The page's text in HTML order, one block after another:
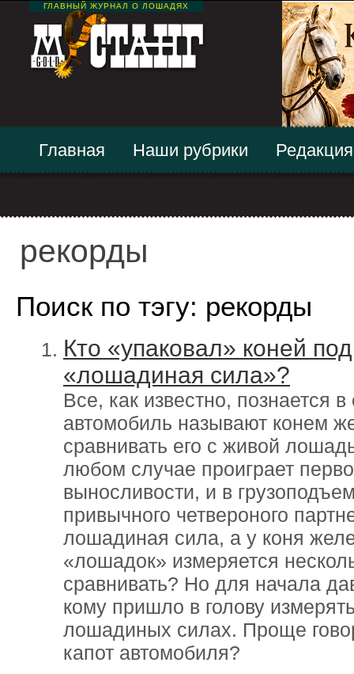
ГЛАВНЫЙ ЖУРНАЛ О ЛОШАДЯХ
Главная Наши рубрики Редакция
рекорды
Поиск по тэгу: рекорды
Кто «упаковал» коней
«лошадиная сила»?
Все, как известно, познается
автомобиль называют конем
сравнивать его с живой
любом случае проиграет
выносливости, и в
привычного четвероного
лошадиная сила, а у коня
«лошадок» измеряется
сравнивать? Но для начала
кому пришло в голову
лошадиных силах. Проще
капот автомобиля?